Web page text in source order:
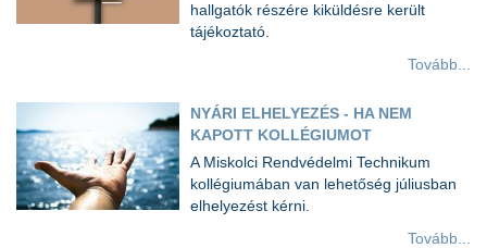
hallgatók részére kiküldésre került
tájékoztató.
Tovább...
NYÁRI ELHELYEZÉS - HA NEM
KAPOTT KOLLÉGIUMOT
A Miskolci Rendvédelmi Technikum
kollégiumában van lehetőség júliusban
elhelyezést kérni.
Tovább...